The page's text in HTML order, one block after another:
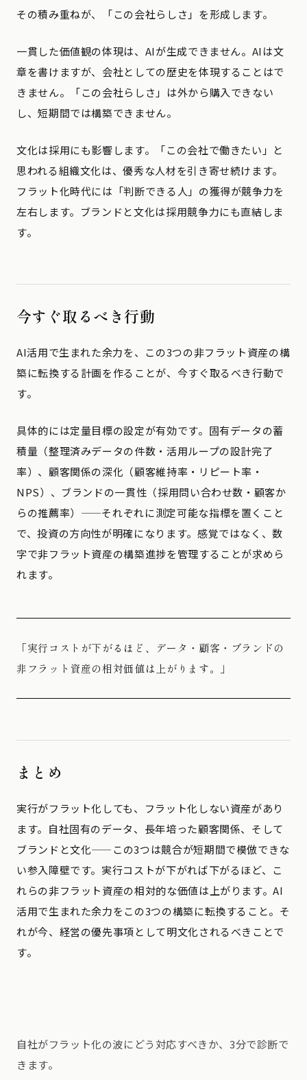
その積み重ねが、「この会社らしさ」を形成します。
一貫した価値観の体現は、AIが生成できません。AIは文
章を書けますが、会社としての歴史を体現することはで
きません。「この会社らしさ」は外から購入できない
し、短期間では構築できません。
文化は採用にも影響します。「この会社で働きたい」と
思われる組織文化は、優秀な人材を引き寄せ続けます。
フラット化時代には「判断できる人」の獲得が競争力を
左右します。ブランドと文化は採用競争力にも直結しま
す。
今すぐ取るべき行動
AI活用で生まれた余力を、この3つの非フラット資産の構
築に転換する計画を作ることが、今すぐ取るべき行動で
す。
具体的には定量目標の設定が有効です。固有データの蓄
積量（整理済みデータの件数・活用ループの設計完了
率）、顧客関係の深化（顧客維持率・リピート率・
NPS）、ブランドの一貫性（採用問い合わせ数・顧客か
らの推薦率）——それぞれに測定可能な指標を置くこと
で、投資の方向性が明確になります。感覚ではなく、数
字で非フラット資産の構築進捗を管理することが求めら
れます。
「実行コストが下がるほど、データ・顧客・ブランドの
非フラット資産の相対価値は上がります。」
まとめ
実行がフラット化しても、フラット化しない資産があり
ます。自社固有のデータ、長年培った顧客関係、そして
ブランドと文化——この3つは競合が短期間で模倣できな
い参入障壁です。実行コストが下がれば下がるほど、こ
れらの非フラット資産の相対的な価値は上がります。AI
活用で生まれた余力をこの3つの構築に転換すること。そ
れが今、経営の優先事項として明文化されるべきことで
す。
自社がフラット化の波にどう対応すべきか、3分で診断で
きます。